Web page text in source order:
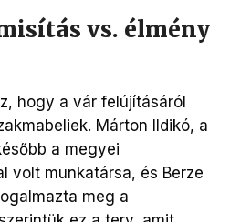
vs. élmény
hogy a vár felújításáról
Márton Ildikó, a
a megyei
volt munkatársa, és Berze
meg a